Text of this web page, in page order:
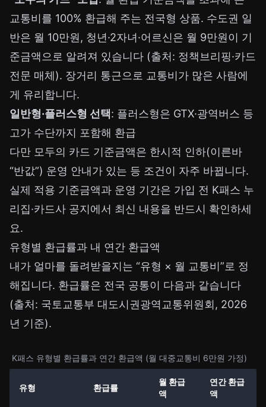
교통비를 100% 환급해 주는 전국형 상품. 수도권 일
반은 월 10만원, 청년·2자녀·어르신은 월 9만원이 기
준금액으로 알려져 있습니다 (출처: 정책브리핑·카드
전문 매체). 장거리 통근으로 교통비가 많은 사람에
게 유리합니다.
일반형·플러스형 선택: 플러스형은 GTX·광역버스 등
고가 수단까지 포함해 환급
다만 모두의 카드 기준금액은 한시적 인하(이른바
“반값”) 운영 안내가 있는 등 조건이 자주 바뀝니다.
실제 적용 기준금액과 운영 기간은 가입 전 K패스 누
리집·카드사 공지에서 최신 내용을 반드시 확인하세
요.
유형별 환급률과 내 연간 환급액
내가 얼마를 돌려받을지는 “유형 × 월 교통비”로 정
해집니다. 환급률은 전국 공통이 다음과 같습니다
(출처: 국토교통부 대도시권광역교통위원회, 2026
년 기준).
K패스 유형별 환급률과 연간 환급액 (월 대중교통비 6만원 가정)
유형 환급률
월 환급
액
연간 환급
액